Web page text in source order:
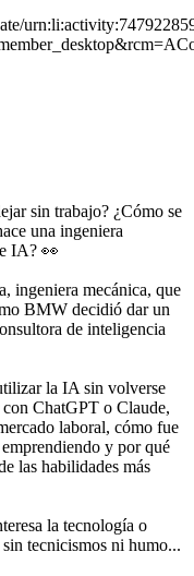
sin trabajo? ¿Cómo se
una ingeniera
IA? 👀
ingeniera mecánica, que
BMW decidió dar un
de inteligencia
la IA sin volverse
ChatGPT o Claude,
laboral, cómo fue
y por qué
las habilidades más
la tecnología o
tecnicismos ni humo...